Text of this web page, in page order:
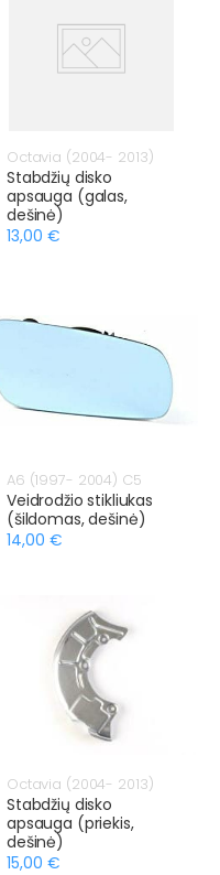
Octavia (2004- 2013)
Stabdžių disko
apsauga (galas,
dešinė)
13,00 €
A6 (1997- 2004) C5
Veidrodžio stikliukas
(šildomas, dešinė)
14,00 €
Octavia (2004- 2013)
Stabdžių disko
apsauga (priekis,
dešinė)
15,00 €